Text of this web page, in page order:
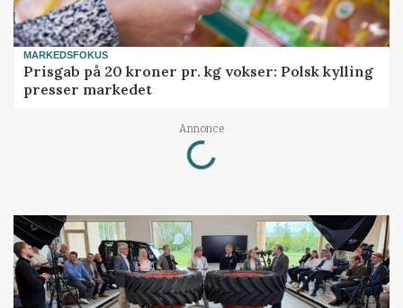
MARKEDSFOKUS
Prisgab på 20 kroner pr. kg vokser: Polsk kylling
presser markedet
Annonce
Loading...